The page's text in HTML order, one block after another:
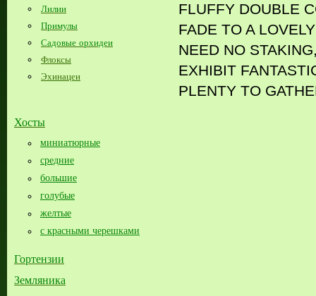
Лилии
Примулы
Садовые орхидеи
Флоксы
Эхинацеи
Хосты
миниатюрные
средние
большие​
голубые
желтые
с красными черешками
Гортензии
Земляника
FLUFFY DOUBLE
FADE TO A
NEED NO
EXHIBIT
PLENTY TO